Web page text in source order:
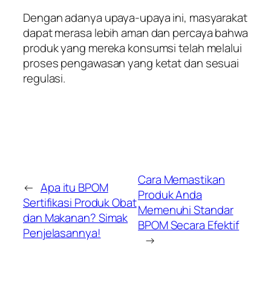
Dengan adanya upaya-upaya ini, masyarakat
dapat merasa lebih aman dan percaya bahwa
produk yang mereka konsumsi telah melalui
proses pengawasan yang ketat dan sesuai
regulasi.
← Apa itu BPOM
Sertifikasi Produk Obat
dan Makanan? Simak
Penjelasannya!
Cara Memastikan
Produk Anda
Memenuhi Standar
BPOM Secara Efektif
→